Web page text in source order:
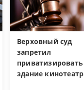
Верховный суд
запретил
приватизировать
здание